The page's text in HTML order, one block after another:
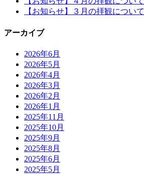
【お知らせ】３月の拝観について
アーカイブ
2026年6月
2026年5月
2026年4月
2026年3月
2026年2月
2026年1月
2025年11月
2025年10月
2025年9月
2025年8月
2025年6月
2025年5月